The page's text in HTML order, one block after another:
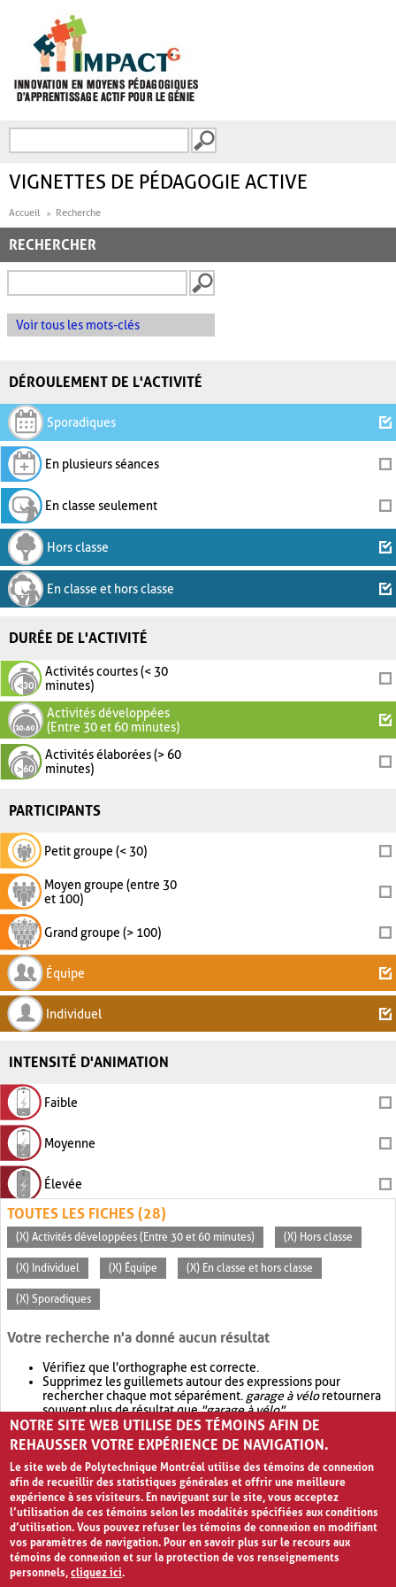
FORMULAIRE DE
VIGNETTES DE PÉDAGOGIE ACTIVE
Accueil Recherche
RECHERCHER
Voir tous les mots-clés
DÉROULEMENT DE L'ACTIVITÉ
Sporadiques
En plusieurs séances
En classe seulement
Hors classe
En classe et hors classe
DURÉE DE L'ACTIVITÉ
Activités courtes (< 30
minutes)
Activités développées
(Entre 30 et 60 minutes)
Activités élaborées (> 60
minutes)
PARTICIPANTS
Petit groupe (< 30)
Moyen groupe (entre 30
et 100)
Grand groupe (> 100)
Équipe
Individuel
INTENSITÉ D'ANIMATION
Faible
Moyenne
Élevée
TOUTES LES FICHES (28)
(X) Activités développées (Entre 30 et 60 minutes) (X) Hors classe
(X) Individuel (X) Équipe (X) En classe et hors classe
(X) Sporadiques
Votre recherche n'a donné aucun résultat
Vérifiez que l'orthographe est correcte.
Supprimez les guillemets autour des expressions pour
rechercher chaque mot séparément. garage à véloretournera
souvent plus de résultat que"garage à vélo".
Envisagez d'élargir votre recherche avec OR.garage OR vélo
retournera souvent plus de résultat quegarage à vélo
NOTRE SITE WEB UTILISE DES TÉMOINS AFIN DE
REHAUSSER VOTRE EXPÉRIENCE DE NAVIGATION.
Le site web de Polytechnique Montréal utilise des témoins de connexion
afin de recueillir des statistiques générales et offrir une meilleure
expérience à ses visiteurs. En naviguant sur le site, vous acceptez
l’utilisation de ces témoins selon les modalités spécifiées aux conditions
d’utilisation. Vous pouvez refuser les témoins de connexion en modifiant
vos paramètres de navigation. Pour en savoir plus sur le recours aux
témoins de connexion et sur la protection de vos renseignements
personnels,cliquez ici.